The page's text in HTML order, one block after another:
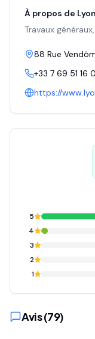
À propos de
Travaux
88 Rue
+33 7 69 51 16
https://
5
4
3
2
1
Avis (79)